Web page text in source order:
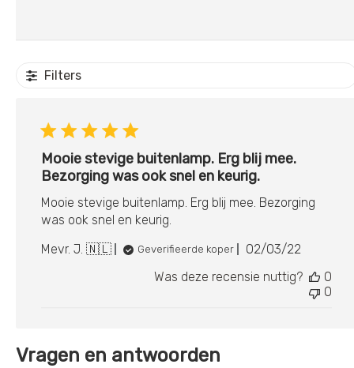
Filters
Mooie stevige buitenlamp. Erg blij mee.
Bezorging was ook snel en keurig.
Mooie stevige buitenlamp. Erg blij mee. Bezorging
was ook snel en keurig.
Mevr. J. 🇳🇱
Geverifieerde koper
02/03/22
Was deze recensie nuttig?
0
0
Vragen en antwoorden